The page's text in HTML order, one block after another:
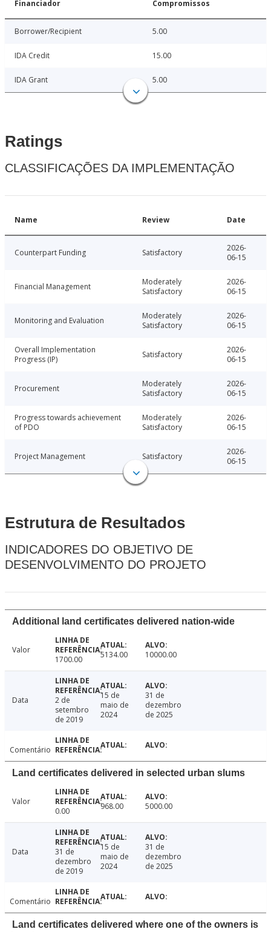
Financiador Compromissos
Borrower/Recipient 5.00
IDA Credit 15.00
IDA Grant 5.00
Ratings
CLASSIFICAÇÕES DA IMPLEMENTAÇÃO
Name Review Date
Counterpart Funding Satisfactory
2026-
06-15
Financial Management
Moderately
Satisfactory
2026-
06-15
Monitoring and Evaluation
Moderately
Satisfactory
2026-
06-15
Overall Implementation
Progress (IP)
Satisfactory
2026-
06-15
Procurement
Moderately
Satisfactory
2026-
06-15
Progress towards achievement
of PDO
Moderately
Satisfactory
2026-
06-15
Project Management Satisfactory
2026-
06-15
Estrutura de Resultados
INDICADORES DO OBJETIVO DE
DESENVOLVIMENTO DO PROJETO
Additional land certificates delivered nation-wide
Valor
1700.00
5134.00 10000.00
Data
2 de
setembro
de 2019
15 de
maio de
2024
31 de
dezembro
de 2025
Comentário
Land certificates delivered in selected urban slums
Valor
0.00
968.00 5000.00
Data
31 de
dezembro
de 2019
15 de
maio de
2024
31 de
dezembro
de 2025
Comentário
Land certificates delivered where one of the owners is